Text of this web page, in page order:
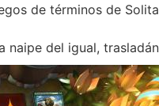
de términos de
naipe del igual,